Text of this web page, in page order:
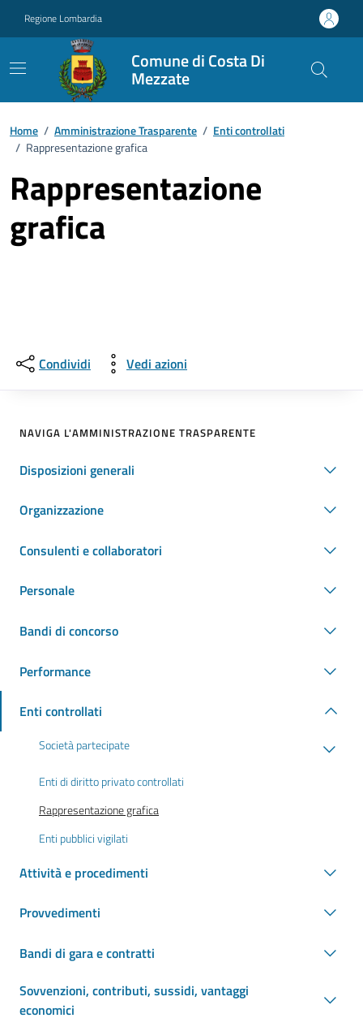
Regione Lombardia
Comune di Costa Di
Mezzate
Home / Amministrazione Trasparente / Enti controllati
/ Rappresentazione grafica
Rappresentazione
grafica
Condividi Vedi azioni
NAVIGA L'AMMINISTRAZIONE TRASPARENTE
Disposizioni generali
Organizzazione
Consulenti e collaboratori
Personale
Bandi di concorso
Performance
Enti controllati
Società partecipate
Enti di diritto privato controllati
Rappresentazione grafica
Enti pubblici vigilati
Attività e procedimenti
Provvedimenti
Bandi di gara e contratti
Sovvenzioni, contributi, sussidi, vantaggi
economici